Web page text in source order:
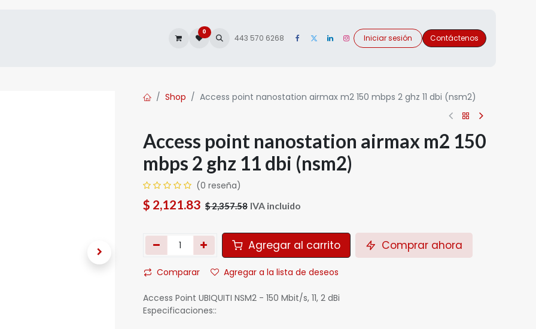
0
443 570 6268 Iniciar sesión Contáctenos
Shop Access point nanostation airmax m2 150 mbps 2 ghz 11 dbi (nsm2)
Access point nanostation airmax m2 150
mbps 2 ghz 11 dbi (nsm2)
(0 reseña)
$ 2,121.83 $2,357.58 IVA incluido
Agregar al carrito Comprar ahora
Comparar Agregar a la lista de deseos
Access Point UBIQUITI NSM2 - 150 Mbit/s, 11, 2 dBi
Especificaciones::